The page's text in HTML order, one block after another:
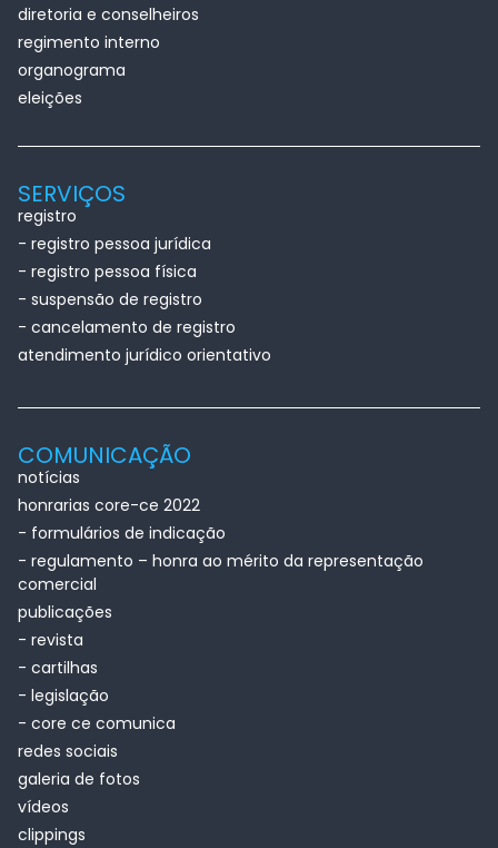
diretoria e conselheiros
regimento interno
organograma
eleições
SERVIÇOS
registro
- registro pessoa jurídica
- registro pessoa física
- suspensão de registro
- cancelamento de registro
atendimento jurídico orientativo
COMUNICAÇÃO
notícias
honrarias core-ce 2022
- formulários de indicação
- regulamento – honra ao mérito da representação
comercial
publicações
- revista
- cartilhas
- legislação
- core ce comunica
redes sociais
galeria de fotos
vídeos
clippings